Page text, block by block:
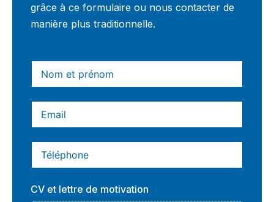
grâce à ce formulaire ou nous contacter de
manière plus traditionnelle.
CV et lettre de motivation